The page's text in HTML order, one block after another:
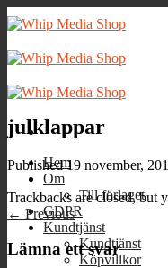
Skip
to
Hem
Om
Till förlaget
GDPR
Kundtjänst
Kundtjänst
Köpvillkor
julklappar
Published19 november,
Trackbacks are closed, but
← Previous
Lämna ett svar